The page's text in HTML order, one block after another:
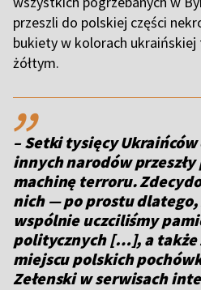
przeszli do polskiej części
bukiety w kolorach
żółtym.
,,
– Setki tysięcy
innych narodów przeszły
machinę terroru.
nich — po prostu dlatego,
wspólnie uczciliśmy
politycznych […], a także
miejscu polskich
Zełenski w serwisach